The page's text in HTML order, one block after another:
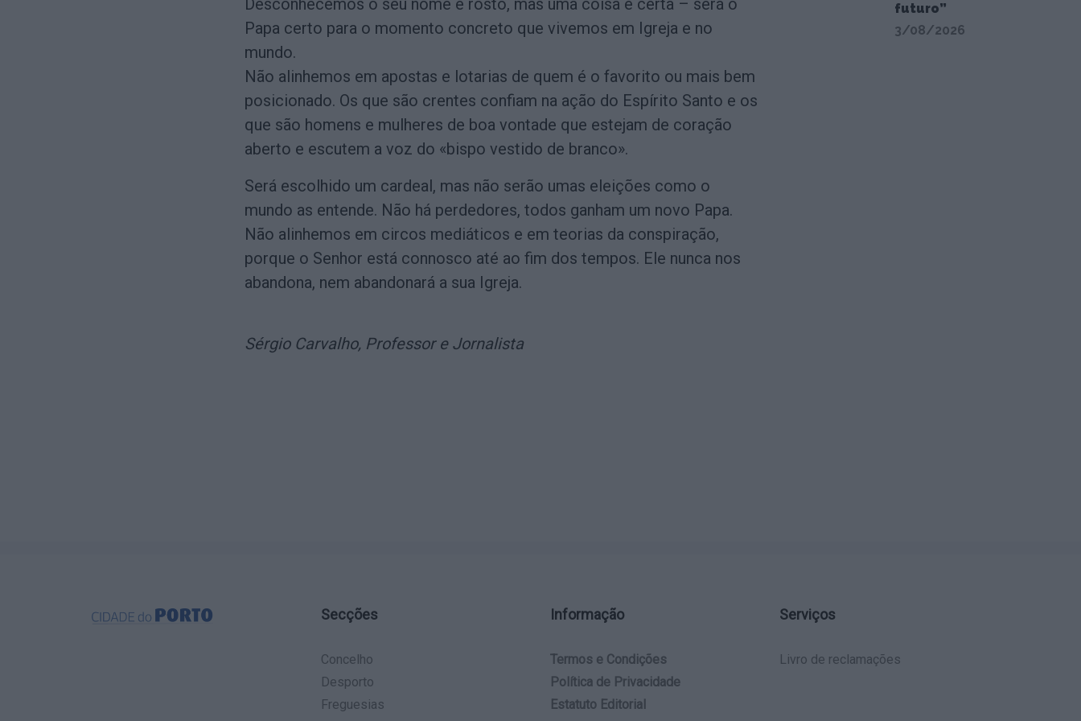
Desconhecemos o seu nome e rosto, mas uma coisa é certa – será o
Papa certo para o momento concreto que vivemos em Igreja e no
mundo.
Não alinhemos em apostas e lotarias de quem é o favorito ou mais bem
posicionado. Os que são crentes confiam na ação do Espírito Santo e os
que são homens e mulheres de boa vontade que estejam de coração
aberto e escutem a voz do «bispo vestido de branco».
Será escolhido um cardeal, mas não serão umas eleições como o
mundo as entende. Não há perdedores, todos ganham um novo Papa.
Não alinhemos em circos mediáticos e em teorias da conspiração,
porque o Senhor está connosco até ao fim dos tempos. Ele nunca nos
abandona, nem abandonará a sua Igreja.
Sérgio Carvalho, Professor e Jornalista
futuro”
3/08/2026
Secções
Concelho
Desporto
Freguesias
Informação
Termos e Condições
Política de Privacidade
Estatuto Editorial
Serviços
Livro de reclamações